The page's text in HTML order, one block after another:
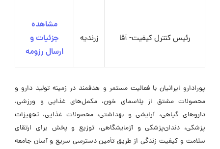
رئیس کنترل کیفیت- آقا زرندیه
مشاهده
جزئیات و
ارسال رزومه
پورادارو ایرانیان با فعالیت مستمر و هدفمند در زمینه تولید دارو و
محصولات مشتق از پلاسمای خون، مکمل‌های غذایی و ورزشی،
داروهای گیاهی، آرایشی و بهداشتی، محصولات غذایی، تجهیزات
پزشکی، دندان‌پزشکی و آزمایشگاهی، توزیع و پخش برای ارتقای
سلامت و کیفیت زندگی از طریق تأمین دسترسی سریع و آسان جامعه